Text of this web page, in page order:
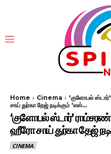
Home Cinema
'குளோபல்
சாய் துர்கா தேஜ் நடிக்கும் 'எஸ்...
‘குளோபல் ஸ்டார்’ ராம்சரண்
ஹீரோ சாய் துர்கா தேஜ்
CINEMA